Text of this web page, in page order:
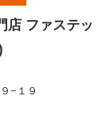
店 ファステッ
−１９